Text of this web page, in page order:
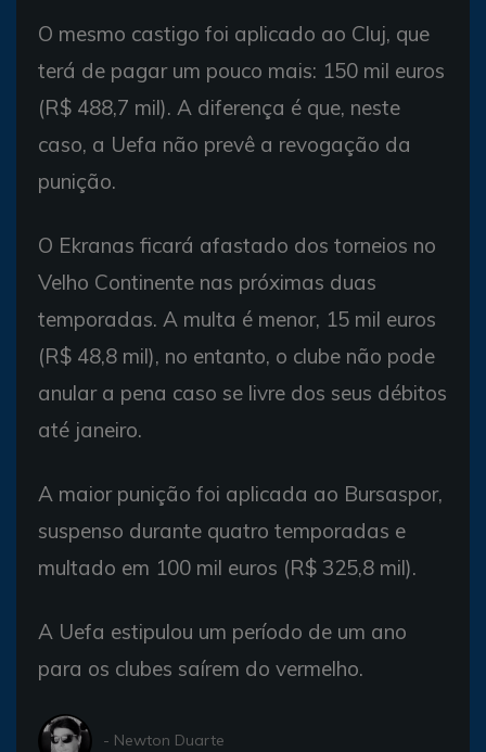
O mesmo castigo foi aplicado ao Cluj, que
terá de pagar um pouco mais: 150 mil euros
(R$ 488,7 mil). A diferença é que, neste
caso, a Uefa não prevê a revogação da
punição.
O Ekranas ficará afastado dos torneios no
Velho Continente nas próximas duas
temporadas. A multa é menor, 15 mil euros
(R$ 48,8 mil), no entanto, o clube não pode
anular a pena caso se livre dos seus débitos
até janeiro.
A maior punição foi aplicada ao Bursaspor,
suspenso durante quatro temporadas e
multado em 100 mil euros (R$ 325,8 mil).
A Uefa estipulou um período de um ano
para os clubes saírem do vermelho.
- Newton Duarte